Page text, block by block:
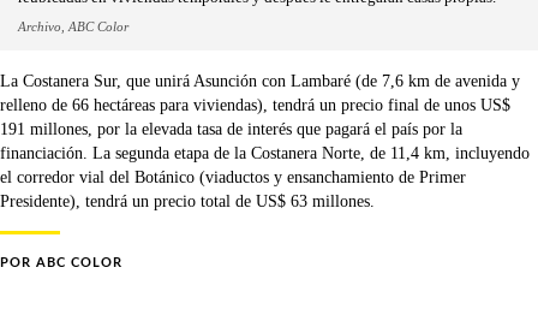
Archivo, ABC Color
La Costanera Sur, que unirá Asunción con Lambaré (de 7,6 km de avenida y
relleno de 66 hectáreas para viviendas), tendrá un precio final de unos US$
191 millones, por la elevada tasa de interés que pagará el país por la
financiación. La segunda etapa de la Costanera Norte, de 11,4 km, incluyendo
el corredor vial del Botánico (viaductos y ensanchamiento de Primer
Presidente), tendrá un precio total de US$ 63 millones.
POR ABC COLOR